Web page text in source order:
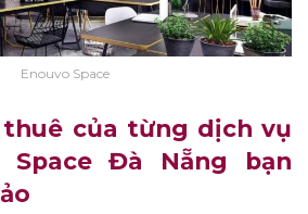
Enouvo Space
của từng dịch vụ
Space Đà Nẵng bạn